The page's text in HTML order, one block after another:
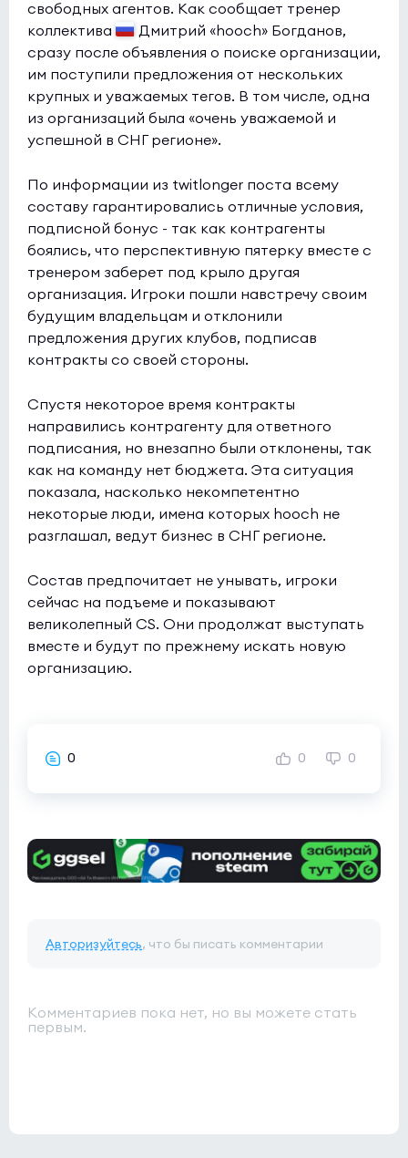
BASEMENT BOYS 0
Esports World Cup 2026 Open Qualifier (bo3)
ABT
Esports World Cup 2026 Open Qualifier (bo3)
GenOne
Galactik rebels 0
Esports World Cup 2026 Open Qualifier (bo3)
Iberian Soul
6666
свободных агентов. Как сообщает тренер
коллектива
Дмитрий «hooch» Богданов,
сразу после объявления о поиске организации,
им поступили предложения от нескольких
крупных и уважаемых тегов. В том числе, одна
из организаций была «очень уважаемой и
успешной в СНГ регионе».
По информации из twitlonger поста всему
составу гарантировались отличные условия,
подписной бонус - так как контрагенты
боялись, что перспективную пятерку вместе с
тренером заберет под крыло другая
организация. Игроки пошли навстречу своим
будущим владельцам и отклонили
предложения других клубов, подписав
контракты со своей стороны.
Спустя некоторое время контракты
направились контрагенту для ответного
подписания, но внезапно были отклонены, так
как на команду нет бюджета. Эта ситуация
показала, насколько некомпетентно
некоторые люди, имена которых hooch не
разглашал, ведут бизнес в СНГ регионе.
Состав предпочитает не унывать, игроки
сейчас на подъеме и показывают
великолепный CS. Они продолжат выступать
вместе и будут по прежнему искать новую
организацию.
0 0 0
Авторизуйтесь, что бы писать комментарии
Комментариев пока нет, но вы можете стать
первым.